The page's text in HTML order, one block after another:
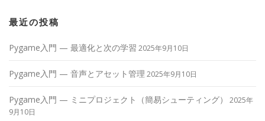
ー
最近の投稿
Pygame入門 — 最適化と次の学習 2025年9月10日
Pygame入門 — 音声とアセット管理 2025年9月10日
Pygame入門 — ミニプロジェクト（簡易シューティング）
2025年
9月10日